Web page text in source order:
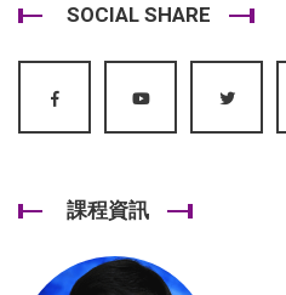
SOCIAL SHARE
課程資訊